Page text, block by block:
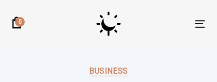
links
0
BUSINESS